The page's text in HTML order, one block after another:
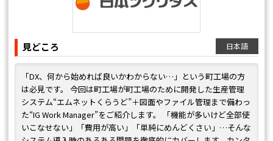
見どころ 日本語
「DX、何から始めれば良いかわからない…」という町工場の方
は必見です。 今回は町工場が町工場のために開発した生産管理
システム“エムネットくらうど”＋図面やファイル管理まで備わっ
た“IG Work Manager”をご紹介します。 「機能が多いけど全部使
いこなせない」「費用が高い」「単純にめんどくさい」…そんな